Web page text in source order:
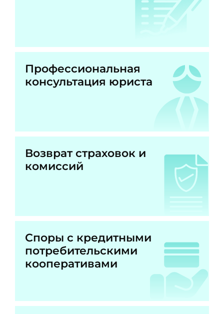
Профессиональная
консультация юриста
Возврат страховок и
комиссий
Споры с кредитными
потребительскими
кооперативами